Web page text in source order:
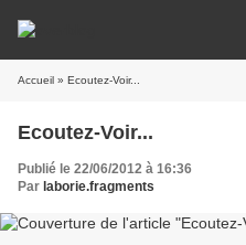
Accueil » Ecoutez-Voir...
Ecoutez-Voir...
Publié le 22/06/2012 à 16:36
Par laborie.fragments